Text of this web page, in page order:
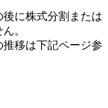
に株式分割または
。
移は下記ページ参